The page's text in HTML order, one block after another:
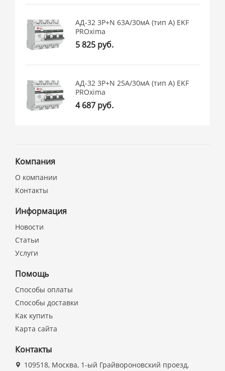
АД-32 3P+N 63А/30мА (тип А) EKF
PROxima
5 825 руб.
АД-32 3P+N 25А/30мА (тип А) EKF
PROxima
4 687 руб.
Компания
О компании
Контакты
Информация
Новости
Статьи
Услуги
Помощь
Способы оплаты
Способы доставки
Как купить
Карта сайта
Контакты
109518, Москва, 1-ый Грайвороновский проезд,